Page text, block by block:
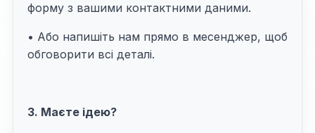
форму з вашими контактними даними.
• Або напишіть нам прямо в месенджер, щоб
обговорити всі деталі.
3. Маєте ідею?